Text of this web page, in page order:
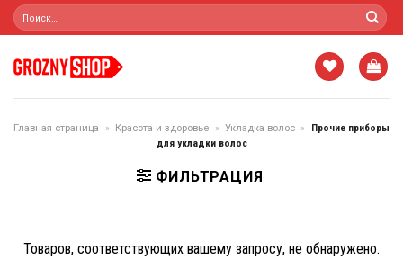
Skip
to
content
Искать:
Главная страница » Красота и здоровье » Укладка волос »
Прочие приборы
для укладки волос
ФИЛЬТРАЦИЯ
Товаров, соответствующих вашему запросу, не обнаружено.